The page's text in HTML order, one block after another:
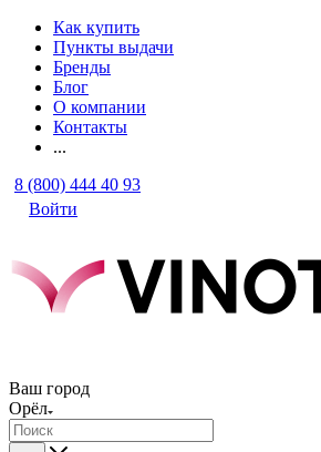
Как купить
Пункты выдачи
Бренды
Блог
О компании
Контакты
...
8 (800) 444 40 93
Войти
Ваш город
Орёл